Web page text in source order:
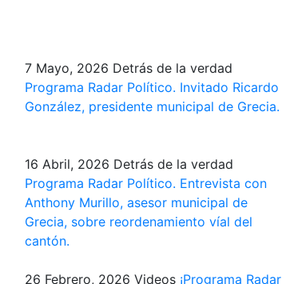
7 Mayo, 2026 Detrás de la verdad
Programa Radar Político. Invitado Ricardo
González, presidente municipal de Grecia.
16 Abril, 2026 Detrás de la verdad
Programa Radar Político. Entrevista con
Anthony Murillo, asesor municipal de
Grecia, sobre reordenamiento víal del
cantón.
26 Febrero, 2026 Videos ¡Programa Radar